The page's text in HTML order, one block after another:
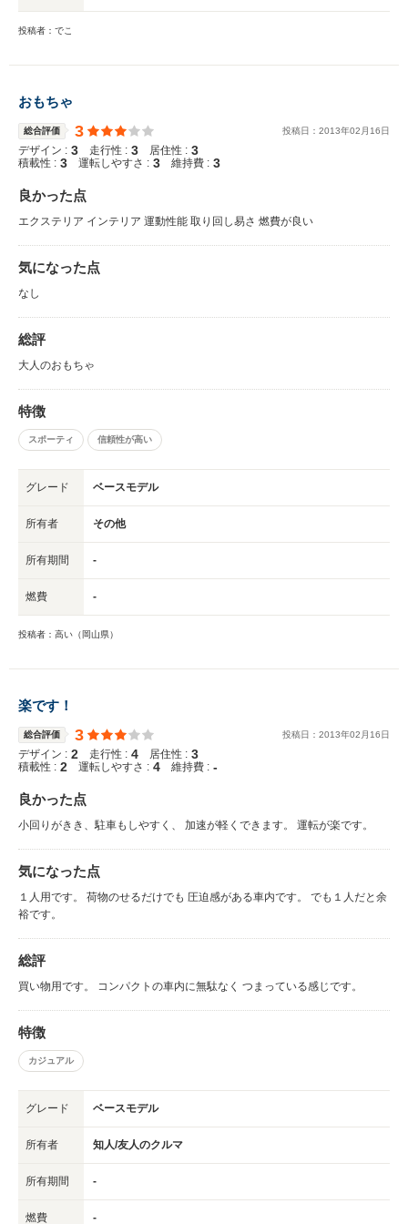
投稿者：でこ
おもちゃ
総合評価 3 投稿日： 2013年02 月 16日
デザイン : 3 走行性 : 3 居住性 : 3
積載性 : 3 運転しやすさ : 3 維持費 : 3
良かった点
エクステリア インテリア 運動性能 取り回し易さ 燃費が良い
気になった点
なし
総評
大人のおもちゃ
特徴
スポーティ 信頼性が高い
グレード ベースモデル
所有者 その他
所有期間 -
燃費 -
投稿者：高い（岡山県）
楽です！
総合評価 3 投稿日： 2013年02 月 16日
デザイン : 2 走行性 : 4 居住性 : 3
積載性 : 2 運転しやすさ : 4 維持費 : -
良かった点
小回りがきき、駐車もしやすく、 加速が軽くできます。 運転が楽です。
気になった点
１人用です。 荷物のせるだけでも 圧迫感がある車内です。 でも１人だと余
裕です。
総評
買い物用です。 コンパクトの車内に無駄なく つまっている感じです。
特徴
カジュアル
グレード ベースモデル
所有者 知人/友人のクルマ
所有期間 -
燃費 -